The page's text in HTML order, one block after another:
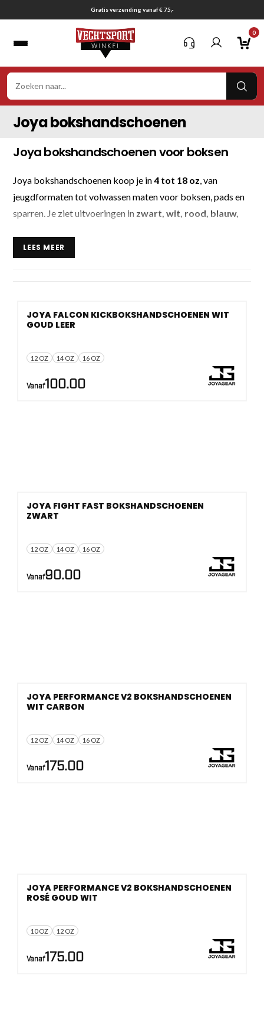
naar
Gratis verzending vanaf € 75,-
0
Joya bokshandschoenen
Joya bokshandschoenen voor boksen
Joya bokshandschoenen koop je in4 tot 18 oz, van
jeugdformaten tot volwassen maten voor boksen, pads en
sparren. Je ziet uitvoeringen in zwart, wit, rood, blauw,
Qua afwerking kom je uit bij
LEES MEER
12 OZ 14 OZ 16 OZ
JOYA FALCON KICKBOKSHANDSCHOENEN WIT
GOUD LEER
Vanaf100.00
12 OZ 14 OZ 16 OZ
JOYA FIGHT FAST BOKSHANDSCHOENEN
ZWART
Vanaf90.00
12 OZ 14 OZ 16 OZ
JOYA PERFORMANCE V2 BOKSHANDSCHOENEN
WIT CARBON
Vanaf175.00
10 OZ 12 OZ
JOYA PERFORMANCE V2 BOKSHANDSCHOENEN
ROSÉ GOUD WIT
Vanaf175.00